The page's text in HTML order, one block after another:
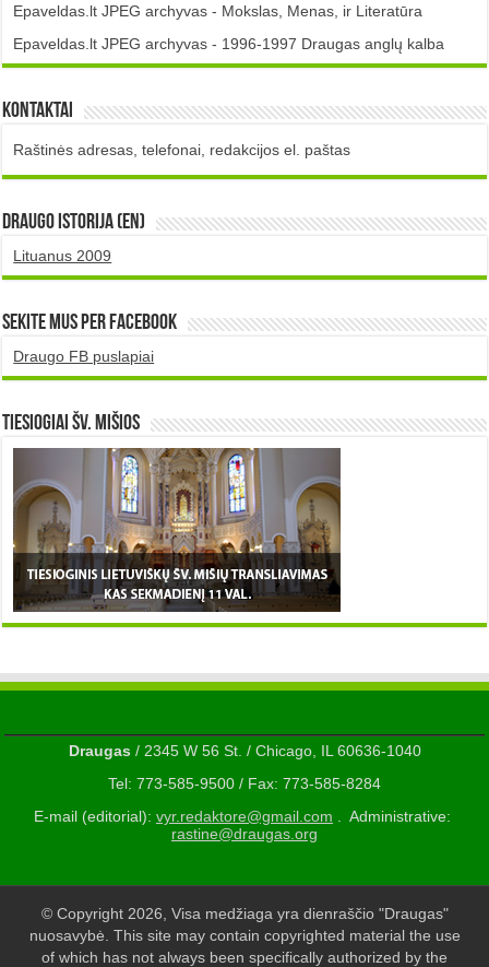
Epaveldas.lt JPEG archyvas - Mokslas, Menas, ir Literatūra
Epaveldas.lt JPEG archyvas - 1996-1997 Draugas anglų kalba
Kontaktai
Raštinės adresas, telefonai, redakcijos el. paštas
DRAUGO istorija (EN)
Lituanus 2009
Sekite mus per Facebook
Draugo FB puslapiai
TIESIOGIAI šv. MIŠIOS
Draugas/ 2345 W 56 St. / Chicago, IL 60636-1040
Tel: 773-585-9500 / Fax: 773-585-8284
E-mail (editorial): vyr.redaktore@gmail.com . Administrative:
rastine@draugas.org
© Copyright 2026, Visa medžiaga yra dienraščio "Draugas"
nuosavybė. This site may contain copyrighted material the use
of which has not always been specifically authorized by the